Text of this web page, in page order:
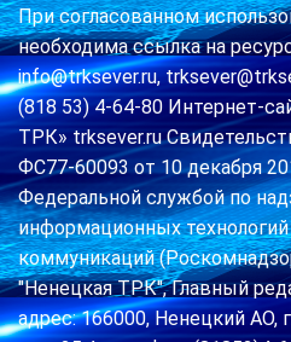
При согласованном
необходима ссылка на
info@trksever.ru,
(818 53) 4-64-80 Интернет-
ТРК» trksever.ru
ФС77-60093 от 10 декабря
Федеральной службой по
информационных
коммуникаций
"Ненецкая ТРК", Главный
адрес: 166000, Ненецкий АО,